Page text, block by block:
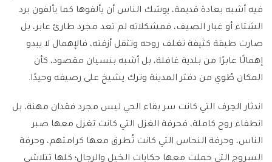
فيه أشبه بعادة قديمة، يوشك الناس أن يألفوها كما يألفون برد
الشتاء أو غبار الصيف، فمشكلاته لم تعد مجرد طارئ عابر، بل
صارت طبقة كثيفة تغلف روحه وتثقل أزقته، فالإهمال لا يبدو
إهمالًا عابرًا من بلدية غافلة، بل أشبه بنسيان مقصود، كأن
المكان طُوي من دفتر المدينة وترك يشيخ على رصيفه وحيدًا.
اندثار الحِرف التي كانت سر بقاء الحي ليس مجرد فقدان مهنة، بل
انطفاء روح كاملة، فحرفة الغزل التي كانت تغزل معها صبر
الناس، وحرفة النحاس التي كانت تُطرق معها كرامتهم، وحرفة
السروج التي حملت معها حكايات الخيل والرجال؛ كلها تتلاشى